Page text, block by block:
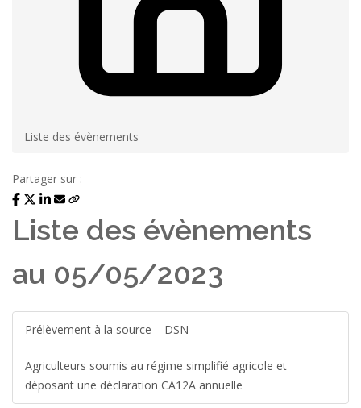
Liste des évènements
Partager sur :
Liste des évènements
au 05/05/2023
Prélèvement à la source – DSN
Agriculteurs soumis au régime simplifié agricole et
déposant une déclaration CA12A annuelle